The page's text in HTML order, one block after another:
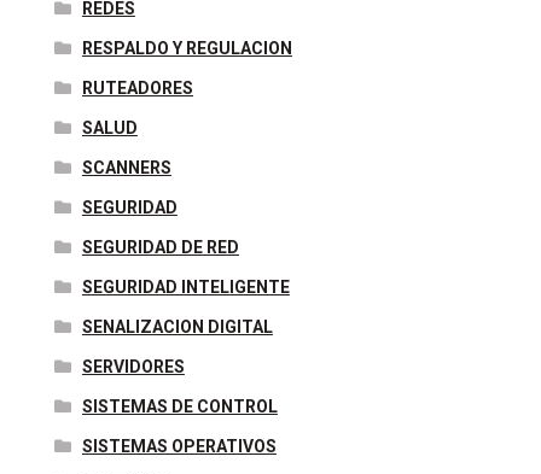
REDES
RESPALDO Y REGULACION
RUTEADORES
SALUD
SCANNERS
SEGURIDAD
SEGURIDAD DE RED
SEGURIDAD INTELIGENTE
SENALIZACION DIGITAL
SERVIDORES
SISTEMAS DE CONTROL
SISTEMAS OPERATIVOS